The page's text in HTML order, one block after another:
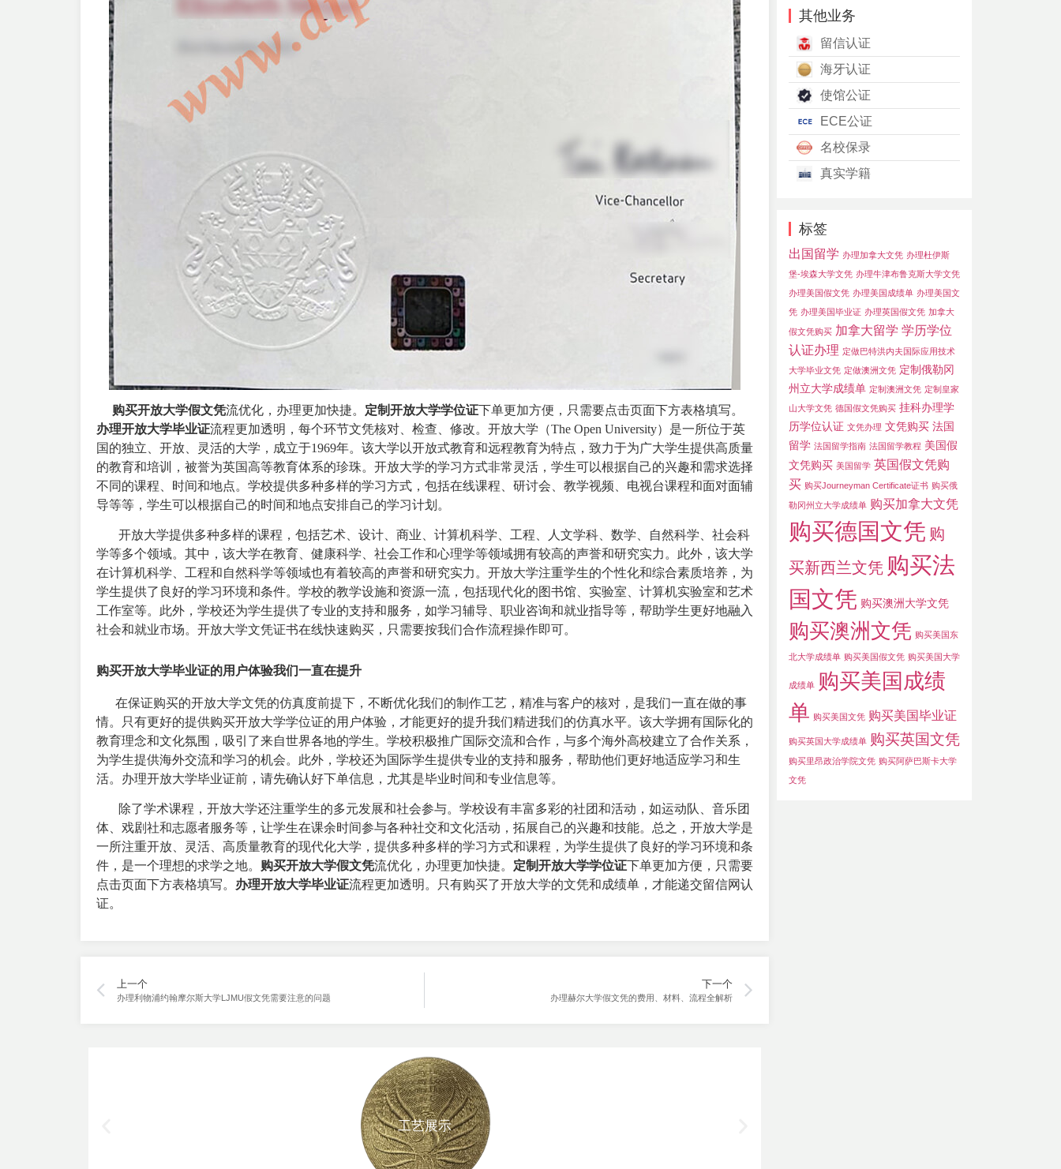
购买开放大学假文凭流优化，办理更加快捷。 定制开放大学学位证下单更加方便，只需要点击页面下方表格填写。
办理开放大学毕业证流程更加透明，每个环节文凭核对、检查、修改。开放大学（The Open University）是一所位于英
国的独立、开放、灵活的大学，成立于1969年。该大学以开放式教育和远程教育为特点，致力于为广大学生提供高质量
的教育和培训，被誉为英国高等教育体系的珍珠。 开放大学的学习方式非常灵活，学生可以根据自己的兴趣和需求选择
不同的课程、时间和地点。学校提供多种多样的学习方式，包括在线课程、研讨会、教学视频、电视台课程和面对面辅
导等等，学生可以根据自己的时间和地点安排自己的学习计划。
开放大学提供多种多样的课程，包括艺术、设计、商业、计算机科学、工程、人文学科、数学、自然科学、社会科
学等多个领域。其中，该大学在教育、健康科学、社会工作和心理学等领域拥有较高的声誉和研究实力。此外，该大学
在计算机科学、工程和自然科学等领域也有着较高的声誉和研究实力。 开放大学注重学生的个性化和综合素质培养，为
学生提供了良好的学习环境和条件。学校的教学设施和资源一流，包括现代化的图书馆、实验室、计算机实验室和艺术
工作室等。此外，学校还为学生提供了专业的支持和服务，如学习辅导、职业咨询和就业指导等，帮助学生更好地融入
社会和就业市场。开放大学文凭证书在线快速购买，只需要按我们合作流程操作即可。
购买开放大学毕业证的用户体验我们一直在提升
在保证购买的开放大学文凭的仿真度前提下，不断优化我们的制作工艺，精准与客户的核对，是我们一直在做的事
情。只有更好的提供购买开放大学学位证的用户体验，才能更好的提升我们精进我们的仿真水平。该大学拥有国际化的
教育理念和文化氛围，吸引了来自世界各地的学生。学校积极推广国际交流和合作，与多个海外高校建立了合作关系，
为学生提供海外交流和学习的机会。此外，学校还为国际学生提供专业的支持和服务，帮助他们更好地适应学习和生
活。办理开放大学毕业证前，请先确认好下单信息，尤其是毕业时间和专业信息等。
除了学术课程，开放大学还注重学生的多元发展和社会参与。学校设有丰富多彩的社团和活动，如运动队、音乐团
体、戏剧社和志愿者服务等，让学生在课余时间参与各种社交和文化活动，拓展自己的兴趣和技能。 总之，开放大学是
一所注重开放、灵活、高质量教育的现代化大学，提供多种多样的学习方式和课程，为学生提供了良好的学习环境和条
件，是一个理想的求学之地。 购买开放大学假文凭流优化，办理更加快捷。 定制开放大学学位证下单更加方便，只需要
点击页面下方表格填写。 办理开放大学毕业证流程更加透明。只有购买了开放大学的文凭和成绩单，才能递交留信网认
证。
上一个
办理利物浦约翰摩尔斯大学LJMU假文凭需要注意的问题
下一个
办理赫尔大学假文凭的费用、材料、流程全解析
工艺展示
其他业务
留信认证
海牙认证
使馆公证
ECE公证
名校保录
真实学籍
标签
出国留学 办理加拿大文凭 办理杜伊斯
堡-埃森大学文凭 办理牛津布鲁克斯大学文凭
办理美国假文凭 办理美国成绩单 办理美国文
凭 办理美国毕业证 办理英国假文凭 加拿大
假文凭购买 加拿大留学 学历学位
认证办理 定做巴特洪内夫国际应用技术
大学毕业文凭 定做澳洲文凭 定制俄勒冈
州立大学成绩单 定制澳洲文凭 定制皇家
山大学文凭 德国假文凭购买 挂科办理学
历学位认证 文凭办理 文凭购买 法国
留学 法国留学指南 法国留学教程 美国假
文凭购买 美国留学 英国假文凭购
买 购买Journeyman Certificate证书 购买俄
勒冈州立大学成绩单 购买加拿大文凭
购买德国文凭 购
买新西兰文凭 购买法
国文凭 购买澳洲大学文凭
购买澳洲文凭 购买美国东
北大学成绩单 购买美国假文凭 购买美国大学
成绩单 购买美国成绩
单 购买美国文凭 购买美国毕业证
购买英国大学成绩单 购买英国文凭
购买里昂政治学院文凭 购买阿萨巴斯卡大学
文凭